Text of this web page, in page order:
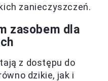
zanieczyszczeń.
zasobem dla
z dostępu do
dzikie, jak i